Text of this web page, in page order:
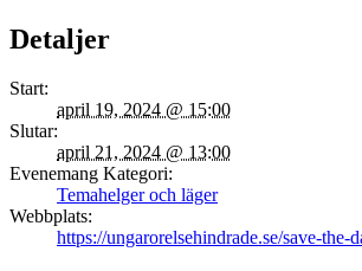
Detaljer
Start:
april 19, 2024 @ 15:00
Slutar:
april 21, 2024 @ 13:00
Evenemang Kategori:
Temahelger och läger
Webbplats:
https://ungarorelsehindrade.se/save-